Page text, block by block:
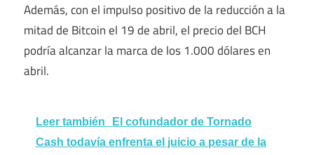
Además, con el impulso positivo de la reducción a la
mitad de Bitcoin el 19 de abril, el precio del BCH
podría alcanzar la marca de los 1.000 dólares en
abril.
Leer también
El cofundador de Tornado
Cash todavía enfrenta el juicio a pesar de la